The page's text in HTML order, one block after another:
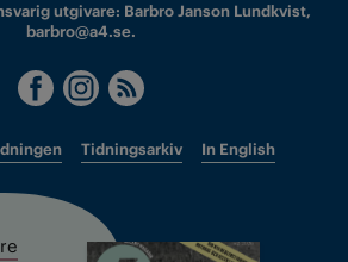
utgivare: Barbro Janson Lundkvist,
barbro@a4.se.
Tidningsarkiv In English